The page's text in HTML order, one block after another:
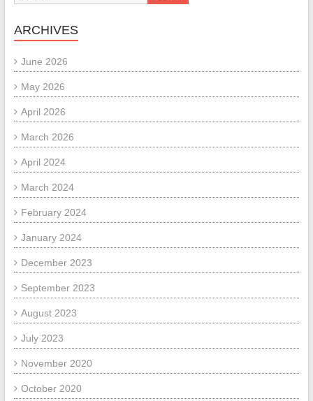
ARCHIVES
June 2026
May 2026
April 2026
March 2026
April 2024
March 2024
February 2024
January 2024
December 2023
September 2023
August 2023
July 2023
November 2020
October 2020